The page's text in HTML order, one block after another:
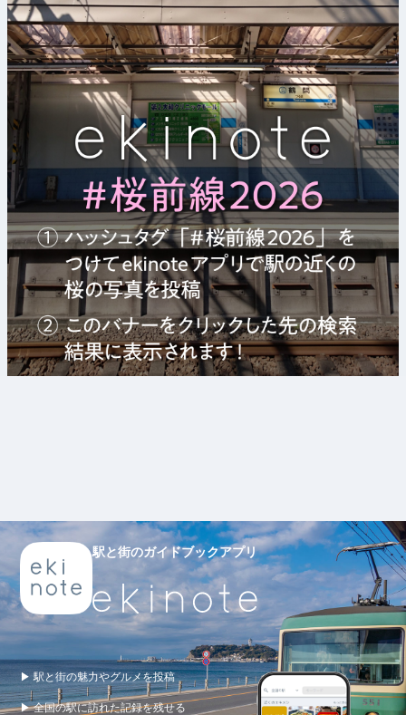
駅と街のガイドブックアプリ
▶ 駅と街の魅力やグルメを投稿
▶ 全国の駅に訪れた記録を残せる